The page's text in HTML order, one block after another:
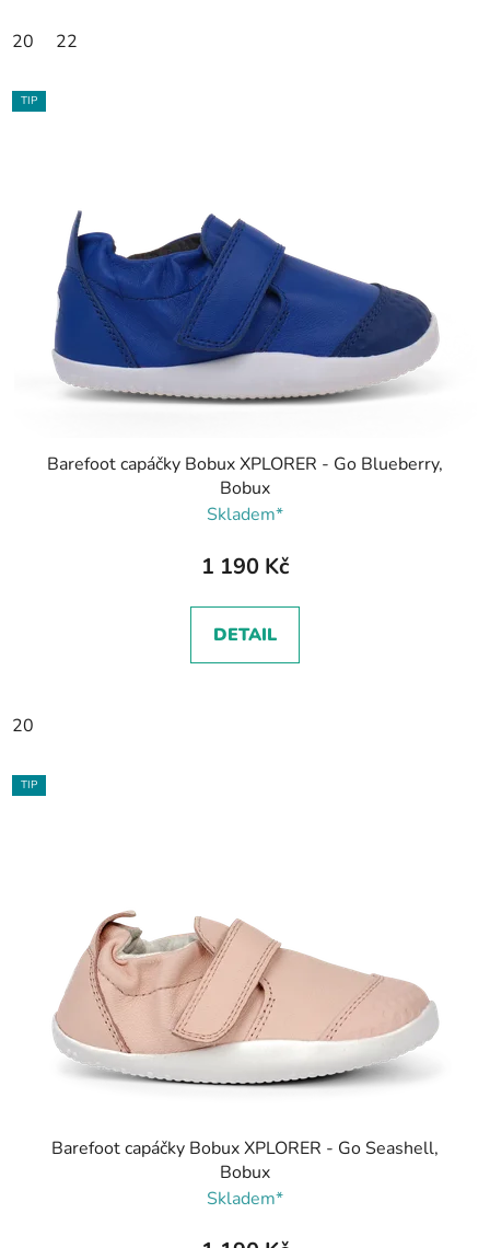
20 22
TIP
Barefoot capáčky Bobux XPLORER - Go Blueberry,
Bobux
Skladem*
1 190 Kč
DETAIL
20
TIP
Barefoot capáčky Bobux XPLORER - Go Seashell,
Bobux
Skladem*